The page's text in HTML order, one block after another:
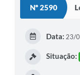
Nº 2590
Data: 23/
Situação: